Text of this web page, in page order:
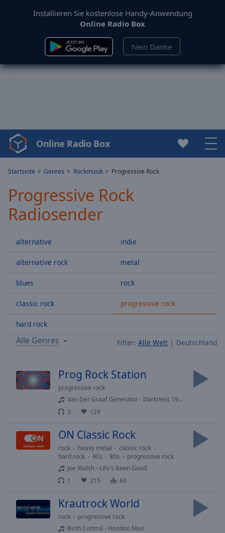
Installieren Sie kostenlose Handy-Anwendung
Online Radio Box
Nein Danke
Video
Player
Play
Video
Play
Skip
Mute
Time0:00
Duration-:-
0.00%
Stream
TypeLIVE
currently
behind
LIVE
Chapters
Online Radio Box
Startseite Genres Rockmusik Progressive Rock
Progressive Rock
Radiosender
alternative
alternative rock
blues
classic rock
hard rock
indie
metal
rock
progressive rock
Filter: Alle Welt Deutschland
Alle Genres
Prog Rock Station
progressive rock
Van Der Graaf Generator - Darkness 1970
3
129
ON Classic Rock
rock heavy metal
classic rock
hard rock
90s 80s
progressive rock
Joe Walsh - Life's Been Good
1
215 60
Krautrock World
rock
progressive rock
Birth Control - Hoodoo Man